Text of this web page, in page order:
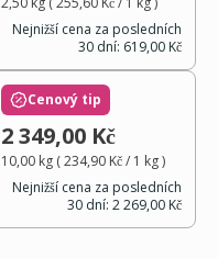
Nejnižší cena za posledních
30 dní: 619,00 Kč
Cenový tip
2 349,00 Kč
10,00 kg(234,90 Kč/ 1 kg)
Nejnižší cena za posledních
30 dní: 2 269,00 Kč